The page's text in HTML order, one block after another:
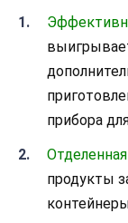
прибора
продукты